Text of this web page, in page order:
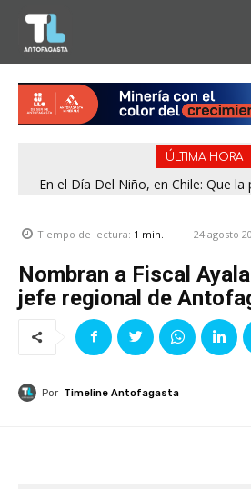
ÚLTIMA HORA
En el Día Del Niño, en Chile: Que
Tiempo de lectura: 1 min. 24 agosto
Nombran a Fiscal
jefe regional de
Por Timeline Antofagasta